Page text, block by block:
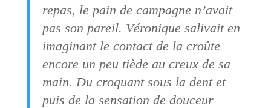
repas, le pain de campagne n’avait
pas son pareil. Véronique salivait en
imaginant le contact de la croûte
encore un peu tiède au creux de sa
main. Du croquant sous la dent et
puis de la sensation de douceur